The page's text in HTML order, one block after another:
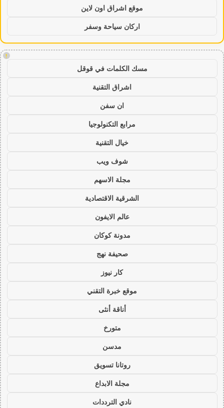
موقع اشراق اون لاين
اركان سياحة وسفر
!
مسك الكلمات في قوقل
اشراق التقنية
ان سفن
مرابع التكنولوجيا
خيال التقنية
شوف ويب
مجلة الاسهم
الشرقية الاقتصادية
عالم الايفون
مدونة كوكان
صحيفة نهج
كار نيوز
موقع خبرة التقني
أناقة أنثى
متورخ
مدسن
روتانا تسويق
مجلة الابداع
نادي الترددات